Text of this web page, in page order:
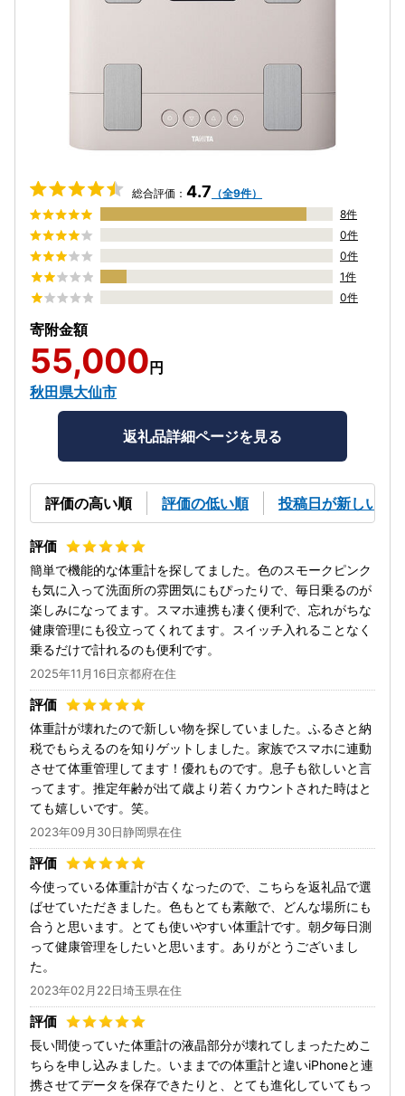
総合評価： 4.7 （全9件）
8件
0件
0件
1件
0件
寄附金額
55,000 円
秋田県大仙市
返礼品詳細ページを見る
評価の高い順 評価の低い順 投稿日が新しい順
簡単で機能的な体重計を探してました。色のスモークピンク
も気に入って洗面所の雰囲気にもぴったりで、毎日乗るのが
楽しみになってます。スマホ連携も凄く便利で、忘れがちな
健康管理にも役立ってくれてます。スイッチ入れることなく
乗るだけで計れるのも便利です。
2025年11月16日京都府在住
体重計が壊れたので新しい物を探していました。ふるさと納
税でもらえるのを知りゲットしました。家族でスマホに連動
させて体重管理してます！優れものです。息子も欲しいと言
ってます。推定年齢が出て歳より若くカウントされた時はと
ても嬉しいです。笑。
2023年09月30日静岡県在住
今使っている体重計が古くなったので、こちらを返礼品で選
ばせていただきました。色もとても素敵で、どんな場所にも
合うと思います。とても使いやすい体重計です。朝夕毎日測
って健康管理をしたいと思います。ありがとうございまし
た。
2023年02月22日埼玉県在住
長い間使っていた体重計の液晶部分が壊れてしまったためこ
ちらを申し込みました。いままでの体重計と違いiPhoneと連
携させてデータを保存できたりと、とても進化していてもっ